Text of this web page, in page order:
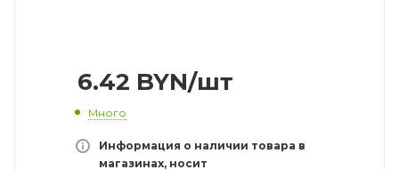
6.42 BYN/шт
Много
Информация о наличии товара в
магазинах, носит